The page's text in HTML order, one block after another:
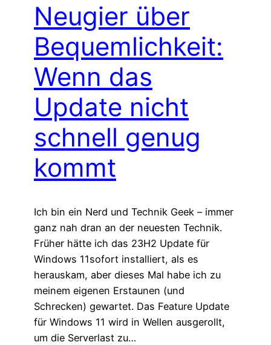
Neugier über
Bequemlichkeit:
Wenn das
Update nicht
schnell genug
kommt
Ich bin ein Nerd und Technik Geek – immer
ganz nah dran an der neuesten Technik.
Früher hätte ich das 23H2 Update für
Windows 11sofort installiert, als es
herauskam, aber dieses Mal habe ich zu
meinem eigenen Erstaunen (und
Schrecken) gewartet. Das Feature Update
für Windows 11 wird in Wellen ausgerollt,
um die Serverlast zu…